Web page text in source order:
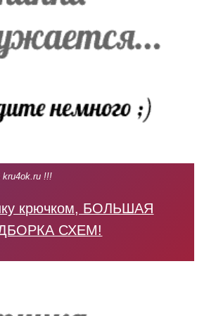
kru4ok.ru !!!
крючком, БОЛЬШАЯ
СХЕМ!